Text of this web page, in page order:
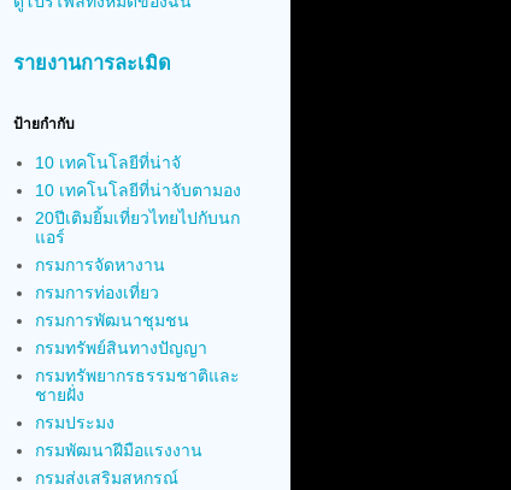
รายงานการละเมิด
ป้ายกำกับ
10 เทคโนโลยีที่น่าจั
10 เทคโนโลยีที่น่าจับตามอง
20ปีเติมยิ้มเที่ยวไทยไปกับนก
แอร์
กรมการจัดหางาน
กรมการท่องเที่ยว
กรมการพัฒนาชุมชน
กรมทรัพย์สินทางปัญญา
กรมทรัพยากรธรรมชาติและ
ชายฝั่ง
กรมประมง
กรมพัฒนาฝีมือแรงงาน
กรมส่งเสริมสหกรณ์